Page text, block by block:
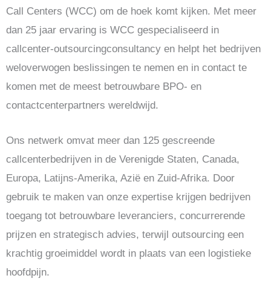
Call Centers (WCC) om de hoek komt kijken. Met meer
dan 25 jaar ervaring is WCC gespecialiseerd in
callcenter-outsourcingconsultancy en helpt het bedrijven
weloverwogen beslissingen te nemen en in contact te
komen met de meest betrouwbare BPO- en
contactcenterpartners wereldwijd.
Ons netwerk omvat meer dan 125 gescreende
callcenterbedrijven in de Verenigde Staten, Canada,
Europa, Latijns-Amerika, Azië en Zuid-Afrika. Door
gebruik te maken van onze expertise krijgen bedrijven
toegang tot betrouwbare leveranciers, concurrerende
prijzen en strategisch advies, terwijl outsourcing een
krachtig groeimiddel wordt in plaats van een logistieke
hoofdpijn.